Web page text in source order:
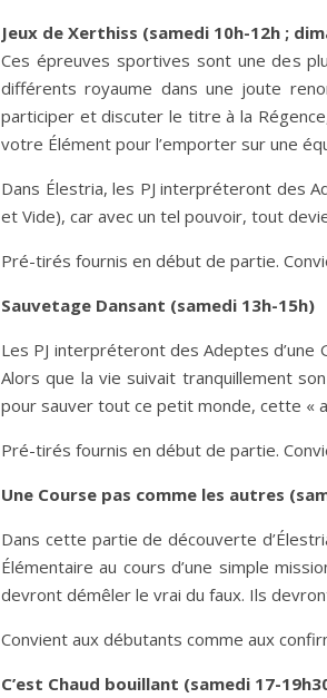
Jeux de Xerthiss (samedi 10h-12h ;
Ces épreuves sportives sont une des
différents royaume dans une joute
participer et discuter le titre à la
votre Élément pour l’emporter sur une
Dans Élestria, les PJ interpréteront des
et Vide), car avec un tel pouvoir, tout
Pré-tirés fournis en début de partie.
Sauvetage Dansant (samedi 13h-15h)
Les PJ interpréteront des Adeptes d’une
Alors que la vie suivait tranquillement
pour sauver tout ce petit monde, cette «
Pré-tirés fournis en début de partie.
Une Course pas comme les autres
Dans cette partie de découverte
Élémentaire au cours d’une simple
devront démêler le vrai du faux. Ils
Convient aux débutants comme aux
C’est Chaud bouillant (samedi 17-